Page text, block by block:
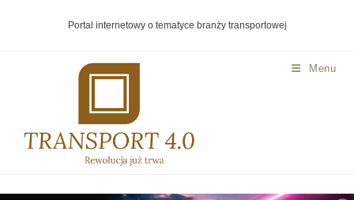
Portal internetowy o tematyce branży transportowej
Menu